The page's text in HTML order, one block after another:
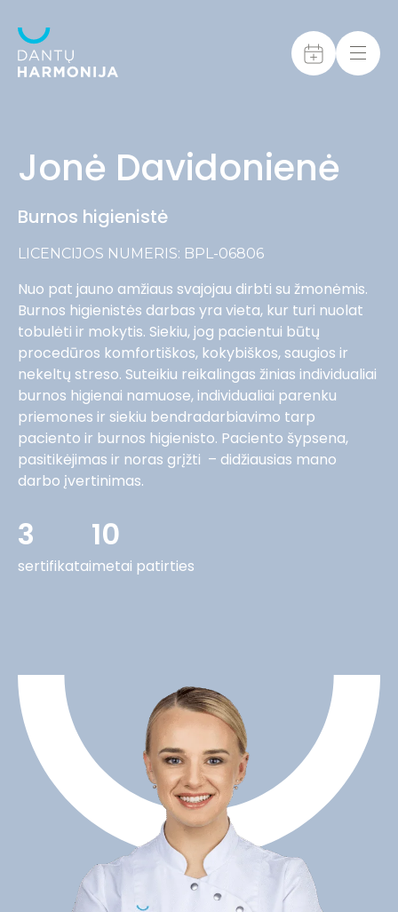
Jonė Davidonienė
Burnos higienistė
LICENCIJOS NUMERIS: BPL-06806
Nuo pat jauno amžiaus svajojau dirbti su žmonėmis.
Burnos higienistės darbas yra vieta, kur turi nuolat
tobulėti ir mokytis. Siekiu, jog pacientui būtų
procedūros komfortiškos, kokybiškos, saugios ir
nekeltų streso. Suteikiu reikalingas žinias individualiai
burnos higienai namuose, individualiai parenku
priemones ir siekiu bendradarbiavimo tarp
paciento ir burnos higienisto. Paciento šypsena,
pasitikėjimas ir noras grįžti – didžiausias mano
darbo įvertinimas.
3
sertifikatai
10
metai patirties